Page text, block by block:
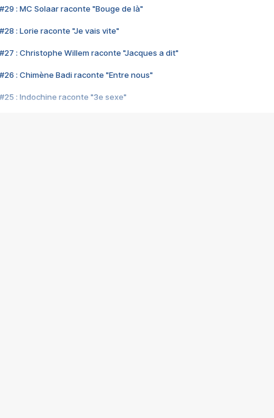
#29 : MC Solaar raconte "Bouge de là"
#28 : Lorie raconte "Je vais vite"
#27 : Christophe Willem raconte "Jacques a dit"
#26 : Chimène Badi raconte "Entre nous"
#25 : Indochine raconte "3e sexe"